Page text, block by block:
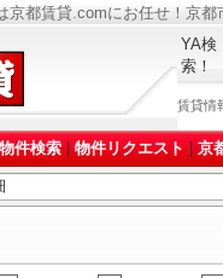
京都賃貸.comにお任せ！京
YA検
索！
賃貸情
件検索 物件リクエスト 京